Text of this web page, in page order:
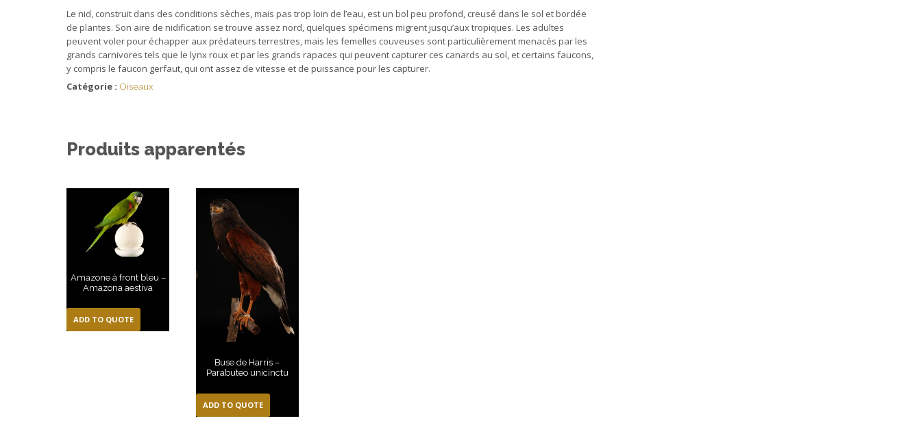
Le nid, construit dans des conditions sèches, mais pas trop loin de l’eau, est un bol peu profond, creusé dans le sol et bordée
de plantes. Son aire de nidification se trouve assez nord, quelques spécimens migrent jusqu’aux tropiques. Les adultes
peuvent voler pour échapper aux prédateurs terrestres, mais les femelles couveuses sont particulièrement menacés par les
grands carnivores tels que le lynx roux et par les grands rapaces qui peuvent capturer ces canards au sol, et certains faucons,
y compris le faucon gerfaut, qui ont assez de vitesse et de puissance pour les capturer.
Catégorie : Oiseaux
Produits apparentés
Amazone à front bleu –
Amazona aestiva
ADD TO QUOTE
Buse de Harris –
Parabuteo unicinctu
ADD TO QUOTE